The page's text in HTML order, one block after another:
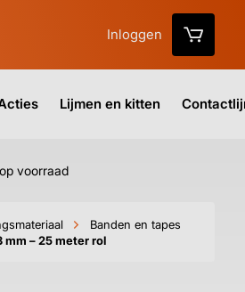
Inloggen
Lijmen en kitten
voorraad
Banden en tapes
mm – 25 meter rol